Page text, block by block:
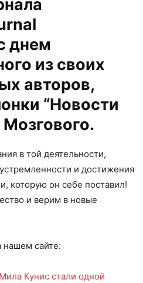
днем
из своих
авторов,
“Новости
Мозгового.
в той деятельности,
и достижения
которую он себе поставил!
и верим в новые
нашем сайте:
Кунис стали одной